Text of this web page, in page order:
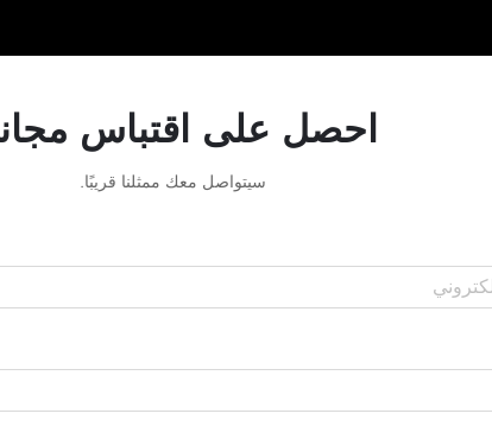
احصل على اقتباس
سيتواصل معك ممثلنا قريبًا.